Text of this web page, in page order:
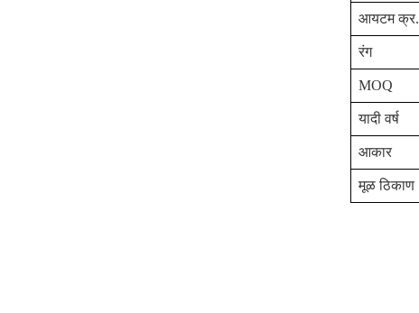
आयटम क्र.
रंग
MOQ
यादी वर्ष
आकार
मूळ ठिकाण